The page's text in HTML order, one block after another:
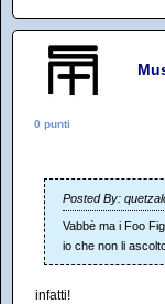
0 punti
Posted By:
Vabbè ma i Foo
io che non li
infatti!